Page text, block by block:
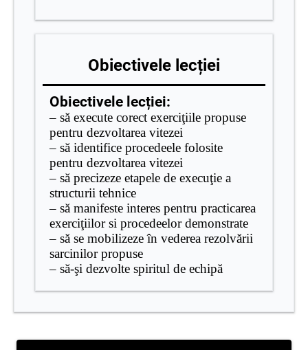
Obiectivele lecției
Obiectivele lecției:
– să execute corect exerciţiile propuse
pentru dezvoltarea vitezei
– să identifice procedeele folosite
pentru dezvoltarea vitezei
– să precizeze etapele de execuţie a
structurii tehnice
– să manifeste interes pentru practicarea
exerciţiilor si procedeelor demonstrate
– să se mobilizeze în vederea rezolvării
sarcinilor propuse
– să-şi dezvolte spiritul de echipă